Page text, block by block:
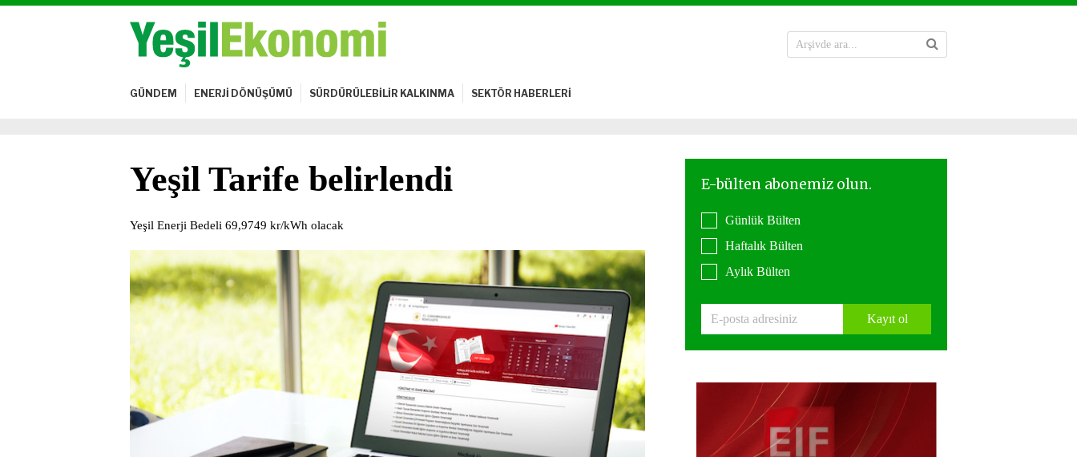
GÜNDEM ENERJİ DÖNÜŞÜMÜ SÜRDÜRÜLEBİLİR KALKINMA SEKTÖR HABERLERİ
Yeşil Tarife belirlendi
Yeşil Enerji Bedeli 69,9749 kr/kWh olacak
Günlük Bülten
Haftalık Bülten
Aylık Bülten
Kayıt ol